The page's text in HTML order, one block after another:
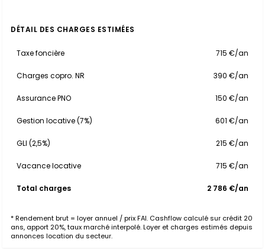
DÉTAIL DES CHARGES ESTIMÉES
Taxe foncière 715 €/an
Charges copro. NR 390 €/an
Assurance PNO 150 €/an
Gestion locative (7%) 601 €/an
GLI (2,5%) 215 €/an
Vacance locative 715 €/an
Total charges 2 786 €/an
* Rendement brut = loyer annuel / prix FAI. Cashflow calculé sur crédit 20
ans, apport 20%, taux marché interpolé. Loyer et charges estimés depuis
annonces location du secteur.